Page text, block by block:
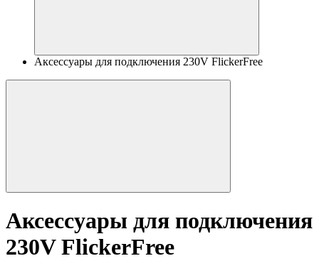
Аксессуары для подключения 230V FlickerFree
Аксессуары для подключения
230V FlickerFree